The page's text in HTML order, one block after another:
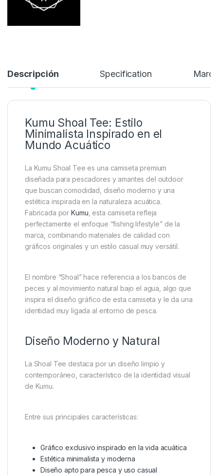
Descripción Specification Marca
Kumu Shoal Tee: Estilo
Minimalista Inspirado en el
Mundo Acuático
La Kumu Shoal Tee es una camiseta premium
diseñada para pescadores y amantes del outdoor
que buscan comodidad, diseño moderno y una
estética inspirada en la naturaleza acuática.
Fabricada porKumu , esta camiseta refleja
perfectamente el enfoque “fishing lifestyle” de la
marca, combinando materiales de calidad con
gráficos originales y un estilo casual muy versátil.
El nombre “Shoal” hace referencia a los bancos de
peces y al movimiento natural bajo el agua, algo que
inspira el diseño gráfico de esta camiseta y le da una
identidad muy ligada al entorno de pesca.
Diseño Moderno y Natural
La Shoal Tee destaca por un diseño limpio y
contemporáneo, característico de la identidad visual
de Kumu.
Entre sus principales características:
Gráfico exclusivo inspirado en la vida acuática
Estética minimalista y moderna
Diseño apto para pesca y uso casual